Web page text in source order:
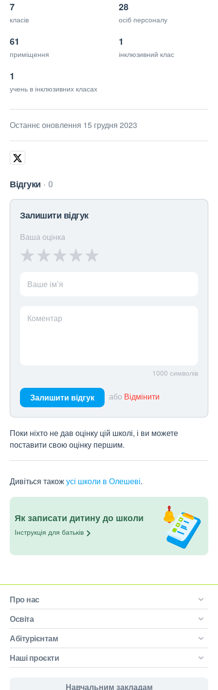
7
класів
28
осіб персоналу
61
приміщення
1
інклюзивний клас
1
учень в інклюзивних класах
Останнє оновлення 15 грудня 2023
Відгуки 0
Залишити відгук
Ваша оцінка
Ваше ім’я
Коментар
1000 символів
Залишити відгук або Відмінити
Поки ніхто не дав оцінку цій школі, і ви можете
поставити свою оцінку першим.
Дивіться такожусі школи в Олешеві.
Як записати дитину до школи
Інструкція для батьків
Про нас
Освіта
Абітурієнтам
Наші проєкти
Навчальним закладам